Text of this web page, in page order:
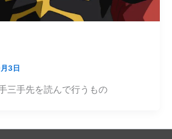
3日
三手先を読んで行うもの